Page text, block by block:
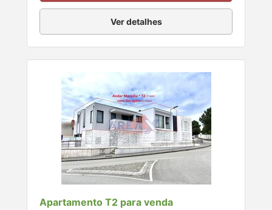
Ver detalhes
Apartamento T2 para venda